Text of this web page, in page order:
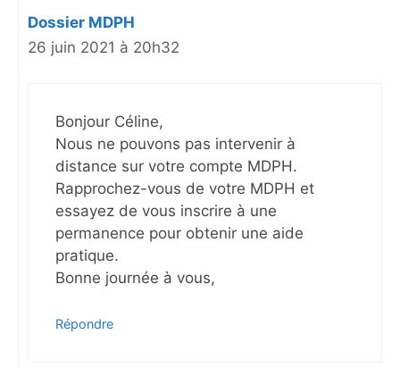
Dossier MDPH
26 juin 2021 à 20h32
Bonjour Céline,
Nous ne pouvons pas intervenir à
distance sur votre compte MDPH.
Rapprochez-vous de votre MDPH et
essayez de vous inscrire à une
permanence pour obtenir une aide
pratique.
Bonne journée à vous,
Répondre